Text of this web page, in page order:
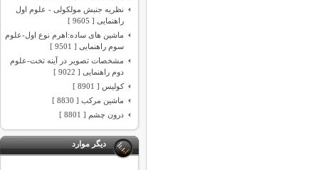
نظریه جنبش مولکولی - علوم اول
راهنمایی [ 9605 ]
ماشین های ساده:اهرم نوع اول-علوم
سوم راهنمایی [ 9501 ]
مشخصات تصویر در آینه تخت-علوم
دوم راهنمایی [ 9022 ]
کولیس [ 8901 ]
ماشین مرکب [ 8830 ]
درون چشم [ 8801 ]
دیگر موارد